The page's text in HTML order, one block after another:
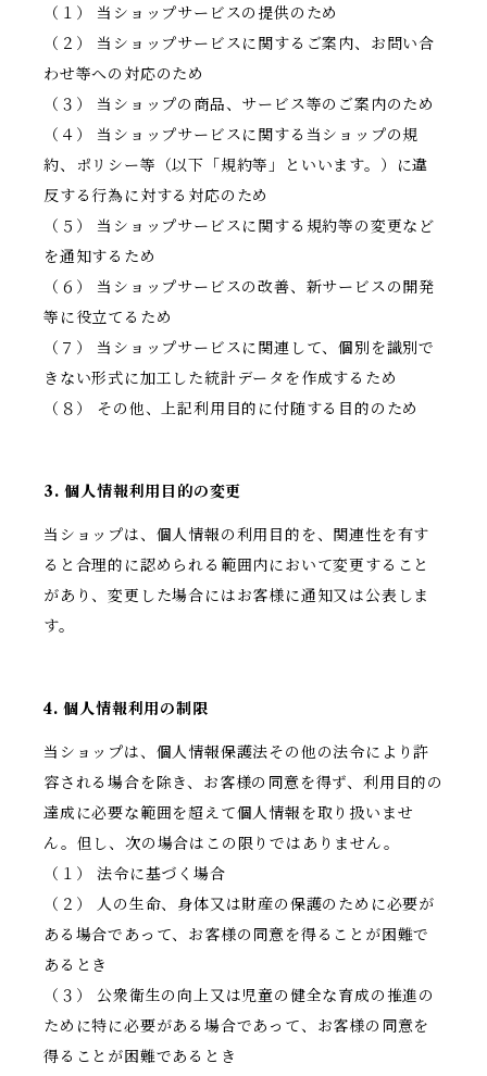
（１） 当ショップサービスの提供のため
（２） 当ショップサービスに関するご案内、お問い合
わせ等への対応のため
（３） 当ショップの商品、サービス等のご案内のため
（４） 当ショップサービスに関する当ショップの規
約、ポリシー等（以下「規約等」といいます。）に違
反する行為に対する対応のため
（５） 当ショップサービスに関する規約等の変更など
を通知するため
（６） 当ショップサービスの改善、新サービスの開発
等に役立てるため
（７） 当ショップサービスに関連して、個別を識別で
きない形式に加工した統計データを作成するため
（８） その他、上記利用目的に付随する目的のため
3. 個人情報利用目的の変更
当ショップは、個人情報の利用目的を、関連性を有す
ると合理的に認められる範囲内において変更すること
があり、変更した場合にはお客様に通知又は公表しま
す。
4. 個人情報利用の制限
当ショップは、個人情報保護法その他の法令により許
容される場合を除き、お客様の同意を得ず、利用目的の
達成に必要な範囲を超えて個人情報を取り扱いませ
ん。但し、次の場合はこの限りではありません。
（１） 法令に基づく場合
（２） 人の生命、身体又は財産の保護のために必要が
ある場合であって、お客様の同意を得ることが困難で
あるとき
（３） 公衆衛生の向上又は児童の健全な育成の推進の
ために特に必要がある場合であって、お客様の同意を
得ることが困難であるとき